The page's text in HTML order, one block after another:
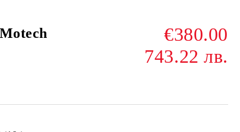
€380.00
743.22 лв.